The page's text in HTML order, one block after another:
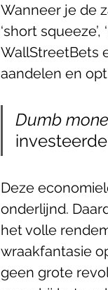
Wanneer je de
‘short
WallStreetBets
aandelen en
Dumb
Deze
onderlijnd.
het volle
wraakfantasie
geen grote